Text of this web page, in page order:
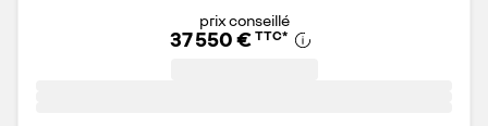
prix conseillé
37 550 € TTC*